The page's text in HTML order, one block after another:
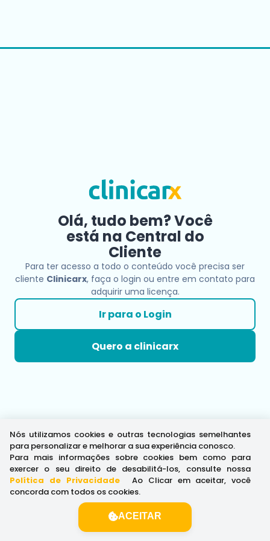
Olá, tudo bem? Você
está na Central do
Cliente
Para ter acesso a todo o conteúdo você precisa ser
cliente Clinicarx, faça o login ou entre em contato para
adquirir uma licença.
Ir para o Login
Quero a clinicarx
Nós utilizamos cookies e outras tecnologias semelhantes
para personalizar e melhorar a sua experiência conosco.
Para mais informações sobre cookies bem como para
exercer o seu direito de desabilitá-los, consulte nossa
Política de Privacidade.
Ao Clicar em aceitar, você
concorda com todos os cookies.
ACEITAR